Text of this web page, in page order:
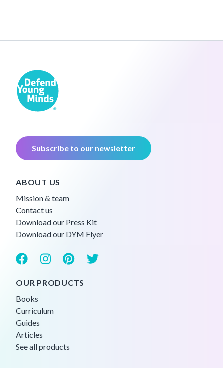
Subscribe to our newsletter
ABOUT US
Mission & team
Contact us
Download our Press Kit
Download our DYM Flyer
OUR PRODUCTS
Books
Curriculum
Guides
Articles
See all products